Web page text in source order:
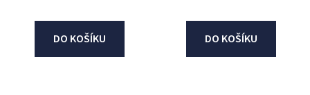
DO KOŠÍKU DO KOŠÍKU